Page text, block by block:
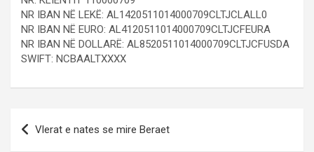
NR IBAN NË LEKË: AL1420511014000709CLTJCLALL0
NR IBAN NË EURO: AL4120511014000709CLTJCFEURA
NR IBAN NË DOLLARË: AL8520511014000709CLTJCFUSDA
SWIFT: NCBAALTXXXX
Post
navigation
Vlerat e nates se mire Beraet